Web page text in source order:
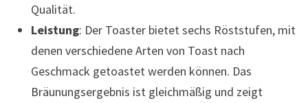
Qualität.
Leistung: Der Toaster bietet sechs Röststufen, mit
denen verschiedene Arten von Toast nach
Geschmack getoastet werden können. Das
Bräunungsergebnis ist gleichmäßig und zeigt